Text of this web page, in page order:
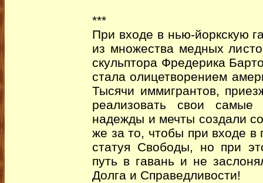
***
При входе в нью-йоркскую
из множества медных
скульптора Фредерика
стала олицетворением
Тысячи иммигрантов,
реализовать свои
надежды и мечты создали
же за то, чтобы при входе в
статуя Свободы, но при
путь в гавань и не
Долга и Справедливости!